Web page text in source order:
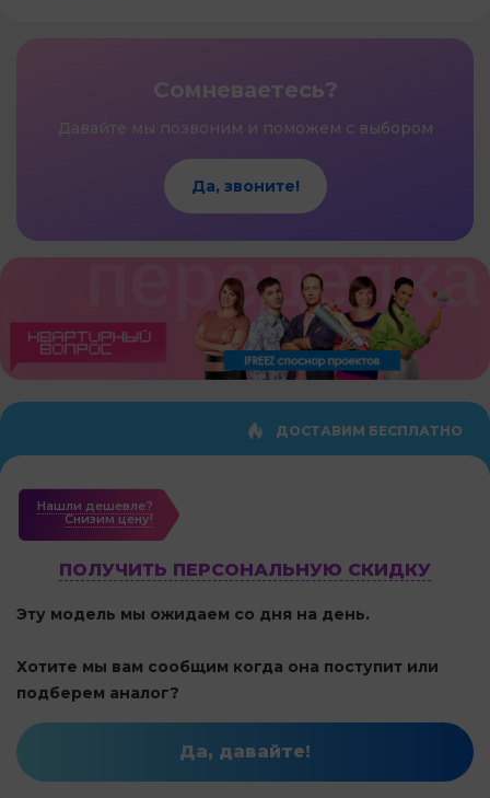
Сомневаетесь?
Давайте мы позвоним и поможем с выбором
Да, звоните!
ДОСТАВИМ БЕСПЛАТНО
Нашли дешевле?
Cнизим цену!
ПОЛУЧИТЬ ПЕРСОНАЛЬНУЮ СКИДКУ
Эту модель мы ожидаем со дня на день.
Хотите мы вам сообщим когда она поступит или
подберем аналог?
Да, давайте!